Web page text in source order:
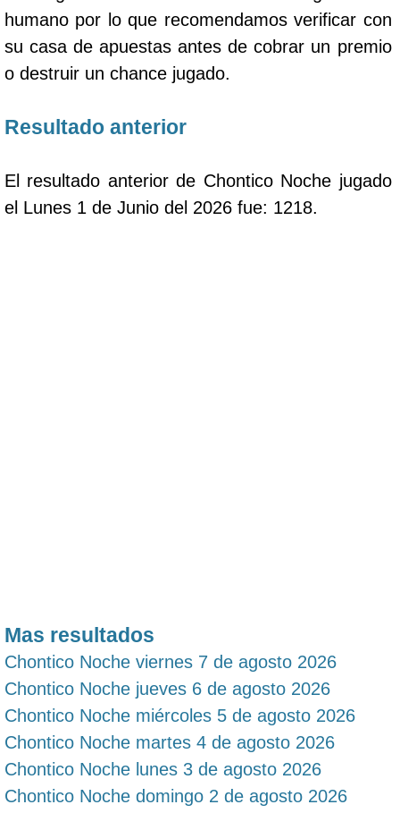
humano por lo que recomendamos verificar con
su casa de apuestas antes de cobrar un premio
o destruir un chance jugado.
Resultado anterior
El resultado anterior de Chontico Noche jugado
el Lunes 1 de Junio del 2026 fue: 1218.
Mas resultados
Chontico Noche viernes 7 de agosto 2026
Chontico Noche jueves 6 de agosto 2026
Chontico Noche miércoles 5 de agosto 2026
Chontico Noche martes 4 de agosto 2026
Chontico Noche lunes 3 de agosto 2026
Chontico Noche domingo 2 de agosto 2026